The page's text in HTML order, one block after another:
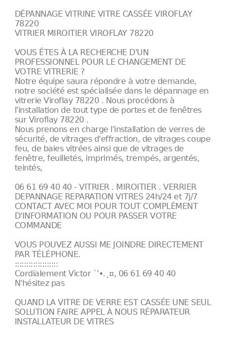
DÉPANNAGE VITRINE VITRE CASSÉE VIROFLAY
78220
VITRIER MIROITIER VIROFLAY 78220
VOUS ÊTES À LA RECHERCHE D'UN
PROFESSIONNEL POUR LE CHANGEMENT DE
VOTRE VITRERIE ?
Notre équipe saura répondre à votre demande,
notre société est spécialisée dans le dépannage en
vitrerie Viroflay 78220 . Nous procédons à
l'installation de tout type de portes et de fenêtres
sur Viroflay 78220 .
Nous prenons en charge l'installation de verres de
sécurité, de vitrages d'effraction, de vitrages coupe
feu, de baies vitrées ainsi que de vitrages de
fenêtre, feuilletés, imprimés, trempés, argentés,
teintés,
06 61 69 40 40 - VITRIER . MIROITIER . VERRIER
DEPANNAGE REPARATION VITRES 24h/24 et 7j/7
CONTACT AVEC MOI POUR TOUT COMPLÉMENT
D'INFORMATION OU POUR PASSER VOTRE
COMMANDE
VOUS POUVEZ AUSSI ME JOINDRE DIRECTEMENT
PAR TÉLÉPHONE.
:::::::::::::::::::
Cordialement Victor `'•.¸¤, 06 61 69 40 40
N'hésitez pas
QUAND LA VITRE DE VERRE EST CASSÉE UNE SEUL
SOLUTION FAIRE APPEL À NOUS RÉPARATEUR
INSTALLATEUR DE VITRES